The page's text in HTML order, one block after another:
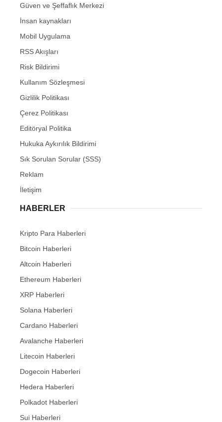
Güven ve Şeffaflık Merkezi
İnsan kaynakları
Mobil Uygulama
RSS Akışları
Risk Bildirimi
Kullanım Sözleşmesi
Gizlilik Politikası
Çerez Politikası
Editöryal Politika
Hukuka Aykırılık Bildirimi
Sık Sorulan Sorular (SSS)
Reklam
İletişim
HABERLER
Kripto Para Haberleri
Bitcoin Haberleri
Altcoin Haberleri
Ethereum Haberleri
XRP Haberleri
Solana Haberleri
Cardano Haberleri
Avalanche Haberleri
Litecoin Haberleri
Dogecoin Haberleri
Hedera Haberleri
Polkadot Haberleri
Sui Haberleri